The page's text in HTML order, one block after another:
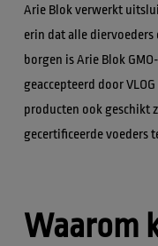
Arie Blok verwerkt
erin dat alle diervoeders
borgen is Arie Blok
geaccepteerd door
producten ook geschikt
Waarom